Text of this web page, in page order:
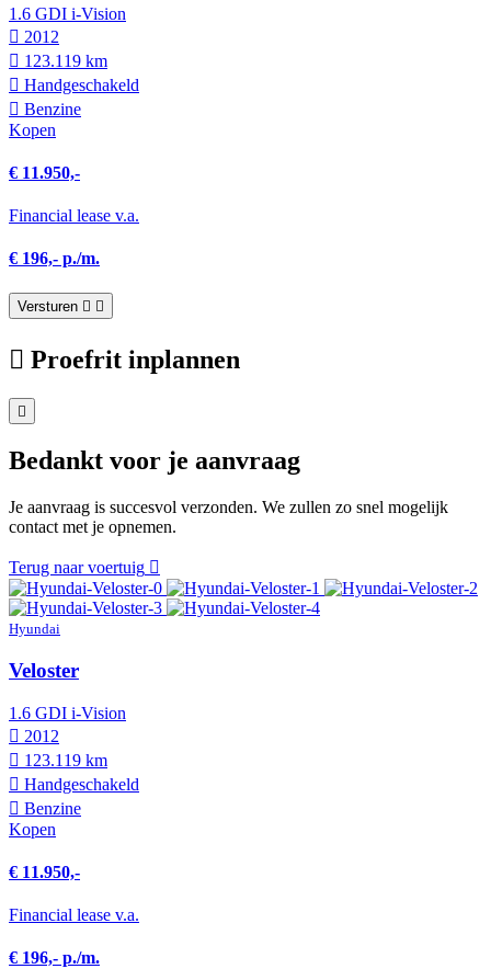
1.6 GDI i-Vision
2012
123.119 km
Hand­geschakeld
Benzine
Kopen
€ 11.950,-
Financial lease v.a.
€ 196,- p./m.
Versturen
Proefrit inplannen
Bedankt voor je aanvraag
Je aanvraag is succesvol verzonden. We zullen zo snel mogelijk
contact met je opnemen.
Terug naar voertuig
Hyundai
Veloster
1.6 GDI i-Vision
2012
123.119 km
Hand­geschakeld
Benzine
Kopen
€ 11.950,-
Financial lease v.a.
€ 196,- p./m.